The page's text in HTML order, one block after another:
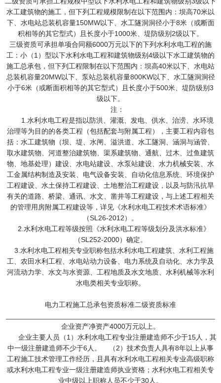
水工建筑物的施工，但下列工程规模限制在以下范围内：坝高70米以
下、水电站总装机容量150MW以下、水工隧洞洞径小于8米（或断面
积相等的其它型式）且长度小于1000米、堤防级别2级以下。
三级资质可承担单项合同额6000万元以下的下列水利水电工程的施
工：小（1）型以下水利水电工程和建筑物级别4级以下水工建筑物的
施工总承包，但下列工程限制在以下范围内：坝高40米以下、水电站
总装机容量20MW以下、泵站总装机容量800KW以下、水工隧洞洞径
小于6米（或断面积相等的其它型式）且长度小于500米、堤防级别3
级以下。
注：
1.水利水电工程是指以防洪、灌溉、发电、供水、治涝、水环境
治理等为目的的各类工程（包括配套与附属工程），主要工程内容包
括：水工建筑物（坝、堤、水闸、溢洪道、水工隧洞、涵洞与涵管、
取水建筑物、河道整治建筑物、渠系建筑物、通航、过木、过鱼建筑
物、地基处理）建设、水电站建设、水泵站建设、水力机械安装、水
工金属结构制造及安装、电气设备安装、自动化信息系统、环境保护
工程建设、水土保持工程建设、土地整治工程建设，以及与防汛抗旱
有关的道路、桥梁、通讯、水文、凿井等工程建设，与上述工程相关
的管理用房附属工程建设等，详见《水利水电工程技术术语标准》
（SL26-2012）。
2.水利水电工程等级按照《水利水电工程等级划分及洪水标准》
（SL252-2000）确定。
3.水利水电工程相关专业职称包括水利水电工程建筑、水利工程施
工、农田水利工程、水电站动力设备、电力系统及自动化、水力学及
河流动力学、水文与水资源、工程地质及水文地质、水利机械等水利
水电类相关专业职称。
电力工程施工总承包资质标准二级资质标准
企业资产净资产4000万元以上。
企业主要人员（1）水利水电工程专业注册建造师不少于15人，其
中一级注册建造师不少于6人。 （2）技术负责人具有8年以上从事
工程施工技术管理工作经历，且具有水利水电工程相关专业高级职称
或水利水电工程专业一级注册建造师执业资格；水利水电工程相关专
业中级以上职称人员不少于30人。